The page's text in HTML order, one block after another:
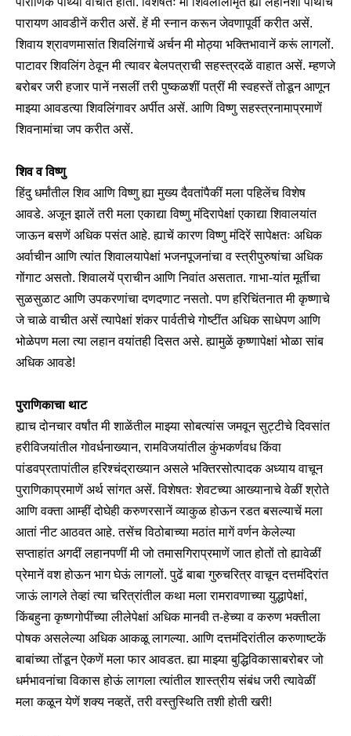
पारायण आवडीनें करीत असें. हें मी स्नान करून जेवणापूर्वी करीत असें.
शिवाय श्रावणमासांत शिवलिंगाचें अर्चन मी मोठ्या भक्तिभावानें करूं लागलों.
पाटावर शिवलिंग ठेवून मी त्यावर बेलपत्राची सहस्त्रदळें वाहात असें. म्हणजे
बरोबर जरी हजार पानें नसलीं तरी पुष्कळशीं पत्रीं मी स्वहस्तें तोडून आणून
माझ्या आवडत्या शिवलिंगावर अर्पीत असें. आणि विष्णु सहस्त्रनामाप्रमाणें
शिवनामांचा जप करीत असें.
शिव व विष्णु
हिंदु धर्मांतील शिव आणि विष्णु ह्या मुख्य दैवतांपैकीं मला पहिलेंच विशेष
आवडे. अजून झालें तरी मला एकाद्या विष्णु मंदिरापेक्षां एकाद्या शिवालयांत
जाऊन बसणें अधिक पसंत आहे. ह्याचें कारण विष्णु मंदिरें सापेक्षतः अधिक
अर्वाचीन आणि त्यांत शिवालयापेक्षां भजनपूजनांचा व स्त्रीपुरुषांचा अधिक
गोंगाट असतो. शिवालयें प्राचीन आणि निवांत असतात. गाभा-यांत मूर्तीचा
सुळसुळाट आणि उपकरणांचा दणदणाट नसतो. पण हरिचिंतनात मी कृष्णाचे
जे चाळे वाचीत असें त्यापेक्षां शंकर पार्वतीचे गोष्टींत अधिक साधेपण आणि
भोळेपण मला त्या लहान वयांतही दिसत असे. ह्यामुळें कृष्णापेक्षां भोळा सांब
अधिक आवडे!
पुराणिकाचा थाट
ह्याच दोनचार वर्षांत मी शाळेंतील माझ्या सोबत्यांस जमवून सुट्टीचे दिवसांत
हरीविजयांतील गोवर्धनाख्यान, रामविजयांतील कुंभकर्णवध किंवा
पांडवप्रतापांतील हरिश्चंद्राख्यान असले भक्तिरसोत्पादक अध्याय वाचून
पुराणिकाप्रमाणें अर्थ सांगत असें. विशेषतः शेवटच्या आख्यानाचे वेळीं श्रोते
आणि वक्ता आम्हीं दोघेही करुणरसानें व्याकुळ होऊन रडत बसल्याचें मला
आतां नीट आठवत आहे. तसेंच विठोबाच्या मठांत मागें वर्णन केलेल्या
सप्ताहांत अगदीं लहानपणीं मी जो तमासगिराप्रमाणें जात होतों तो ह्यावेळीं
प्रेमानें वश होऊन भाग घेऊं लागलों. पुढें बाबा गुरुचरित्र वाचून दत्तमंदिरांत
जाऊं लागले तेव्हां त्या चरित्रांतील कथा मला रामरावणाच्या युद्धापेक्षां,
किंबहुना कृष्णगोपींच्या लीलेपेक्षां अधिक मानवी त-हेच्या व करुण भक्तीला
पोषक असलेल्या अधिक आकळू लागल्या. आणि दत्तमंदिरांतील करुणाष्टकें
बाबांच्या तोंडून ऐकणें मला फार आवडत. ह्या माझ्या बुद्धिविकासाबरोबर जो
धर्मभावनांचा विकास होऊं लागला त्यांतील शास्त्रीय संबंध जरी त्यावेळीं
मला कळून येणें शक्य नव्हतें, तरी वस्तुस्थिति तशी होती खरी!